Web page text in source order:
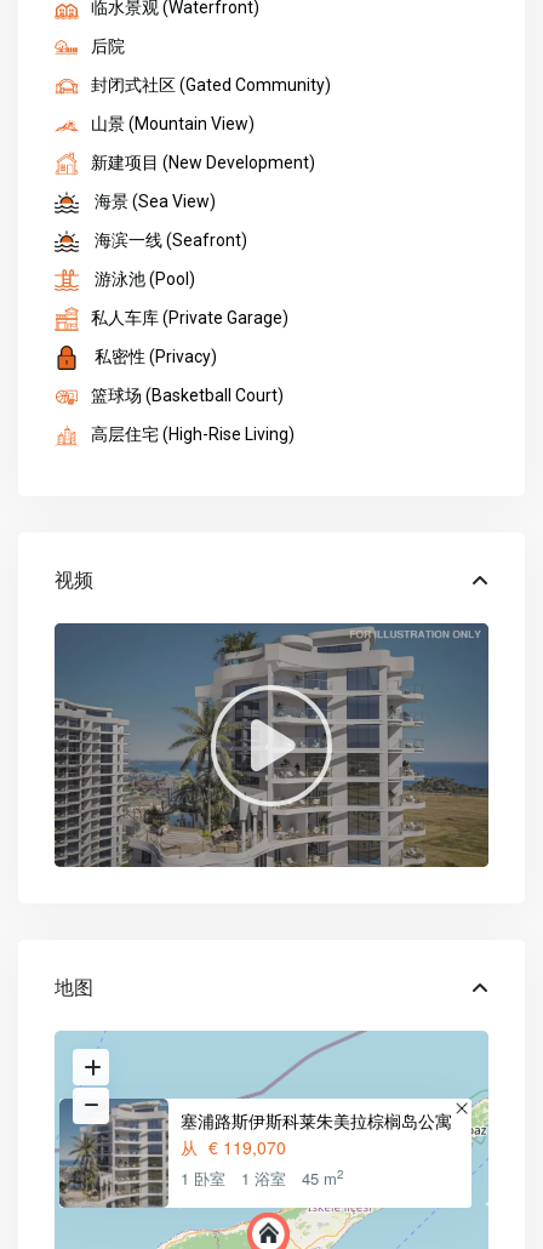
临水景观 (Waterfront)
后院
封闭式社区 (Gated Community)
山景 (Mountain View)
新建项目 (New Development)
海景 (Sea View)
海滨一线 (Seafront)
游泳池 (Pool)
私人车库 (Private Garage)
私密性 (Privacy)
篮球场 (Basketball Court)
高层住宅 (High-Rise Living)
视频
地图
塞浦路斯伊斯科莱朱美拉棕榈岛公寓
从 € 119,070
1 卧室 1 浴室 45 m2